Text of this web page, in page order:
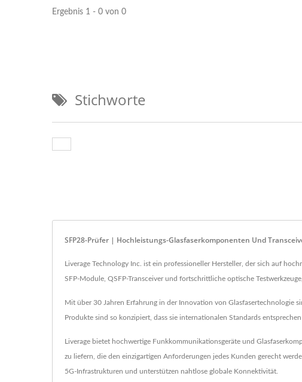
Ergebnis 1 - 0 von 0
Stichworte
SFP28-Prüfer | Hochleistungs-Glasfaserkomponenten Und
Liverage Technology Inc. ist ein professioneller Hersteller, der sich auf
SFP-Module, QSFP-Transceiver und fortschrittliche optische
Mit über 30 Jahren Erfahrung in der Innovation von Glasfasertechnologie
Produkte sind so konzipiert, dass sie internationalen Standards
Liverage bietet hochwertige Funkkommunikationsgeräte und
zu liefern, die den einzigartigen Anforderungen jedes Kunden gerecht
5G-Infrastrukturen und unterstützen nahtlose globale Konnektivität.